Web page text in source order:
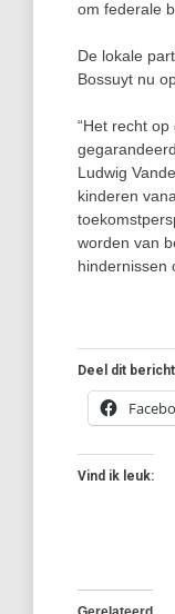
om federale
De lokale
Bossuyt nu
“Het recht
Ludwig
kinderen
worden van
hindernissen
Deel dit
Vind ik leuk: